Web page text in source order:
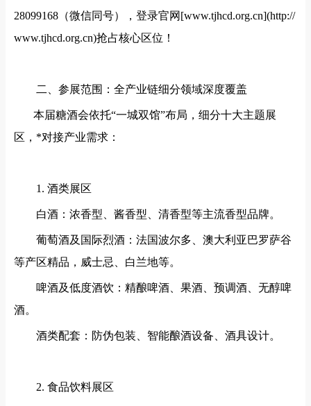
28099168（微信同号），登录官网[www.tjhcd.org.cn](http://
www.tjhcd.org.cn)抢占核心区位！
二、参展范围：全产业链细分领域深度覆盖
本届糖酒会依托“一城双馆”布局，细分十大主题展
区，*对接产业需求：
1. 酒类展区
白酒：浓香型、酱香型、清香型等主流香型品牌。
葡萄酒及国际烈酒：法国波尔多、澳大利亚巴罗萨谷
等产区精品，威士忌、白兰地等。
啤酒及低度酒饮：精酿啤酒、果酒、预调酒、无醇啤
酒。
酒类配套：防伪包装、智能酿酒设备、酒具设计。
2. 食品饮料展区